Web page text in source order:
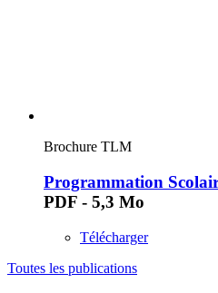
Brochure TLM
Programmation
PDF - 5,3 Mo
Télécharger
Toutes les publications